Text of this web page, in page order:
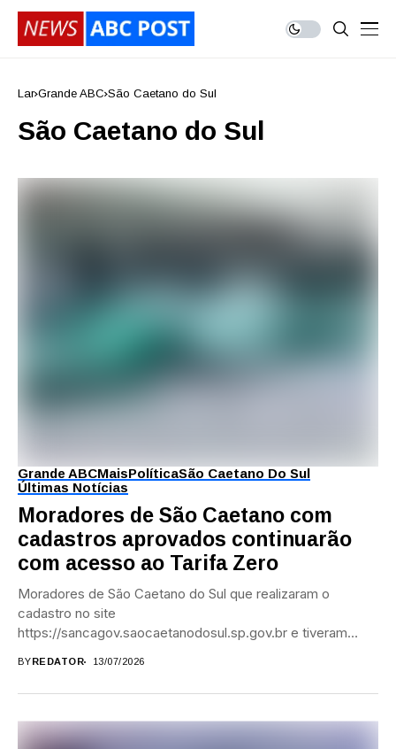
Lar Grande ABC São Caetano do Sul
São Caetano do Sul
Grande ABCMaisPolíticaSão Caetano Do Sul
Últimas Notícias
Moradores de São Caetano com
cadastros aprovados continuarão
com acesso ao Tarifa Zero
Moradores de São Caetano do Sul que realizaram o
cadastro no site
https://sancagov.saocaetanodosul.sp.gov.br e tiveram
BY REDATOR 13/07/2026